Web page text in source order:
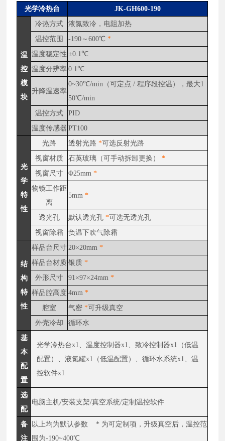
光学冷热台 JK-GH600-190
温
控
模
块
冷热方式
液氮致冷，电阻加热
温控范围
-190～600℃ *
温度稳定性 ±0.1℃
温度分辨率 0.1℃
升降温速率
0~30℃/min（可定点 / 程序段控温），最大1
50℃/min
温控方式
PID
温度传感器 PT100
光
学
特
性
光路 透射光路 *可选反射光路
视窗材质
石英玻璃（可手动拆卸更换）
*
视窗尺寸
Φ25mm*
物镜工作距
离
5mm *
透光孔 默认透光孔 *可选无透光孔
视窗除霜
负温下吹气除霜
结
构
特
性
样品台尺寸 20×20mm*
样品台材质 银质 *
外形尺寸
91×97×24mm *
样品腔高度 4mm *
腔室
气密 *可升级真空
外壳冷却
循环水
基
本
配
置
光学冷热台x1、温度控制器x1、致冷控制器x1（低温
配置）、液氮罐x1（低温配置）、循环水系统x1、温
控软件x1
选
配
电脑主机/安装支架/真空系统/定制温控软件
备
注
以上均为默认参数 * 为可定制项，升级真空后，温控范
围为-190~400℃